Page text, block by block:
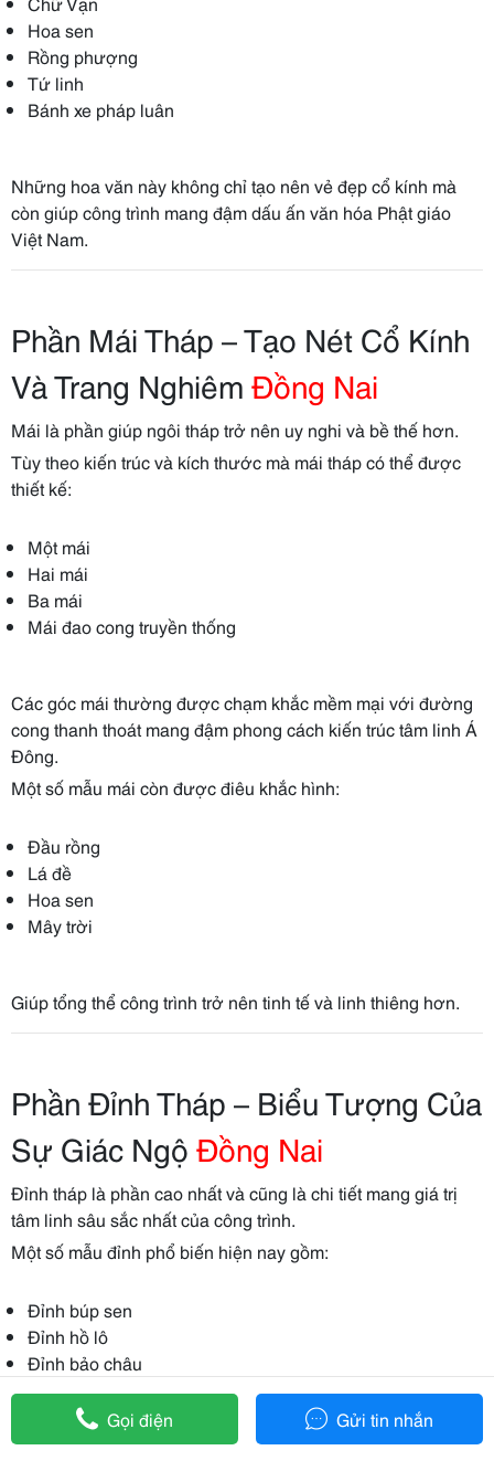
Hoa sen
Rồng phượng
Tứ linh
Bánh xe pháp luân
Những hoa văn này không chỉ tạo nên vẻ đẹp cổ kính mà
còn giúp công trình mang đậm dấu ấn văn hóa Phật giáo
Việt Nam.
Phần Mái Tháp – Tạo Nét Cổ Kính
Và Trang Nghiêm Đồng Nai
Mái là phần giúp ngôi tháp trở nên uy nghi và bề thế hơn.
Tùy theo kiến trúc và kích thước mà mái tháp có thể được
thiết kế:
Một mái
Hai mái
Ba mái
Mái đao cong truyền thống
Các góc mái thường được chạm khắc mềm mại với đường
cong thanh thoát mang đậm phong cách kiến trúc tâm linh Á
Đông.
Một số mẫu mái còn được điêu khắc hình:
Đầu rồng
Lá đề
Hoa sen
Mây trời
Giúp tổng thể công trình trở nên tinh tế và linh thiêng hơn.
Phần Đỉnh Tháp – Biểu Tượng Của
Sự Giác Ngộ Đồng Nai
Đỉnh tháp là phần cao nhất và cũng là chi tiết mang giá trị
tâm linh sâu sắc nhất của công trình.
Một số mẫu đỉnh phổ biến hiện nay gồm:
Đỉnh búp sen
Đỉnh hồ lô
Đỉnh bảo châu
Đỉnh lửa thiêng
Gọi điện Gửi tin nhắn